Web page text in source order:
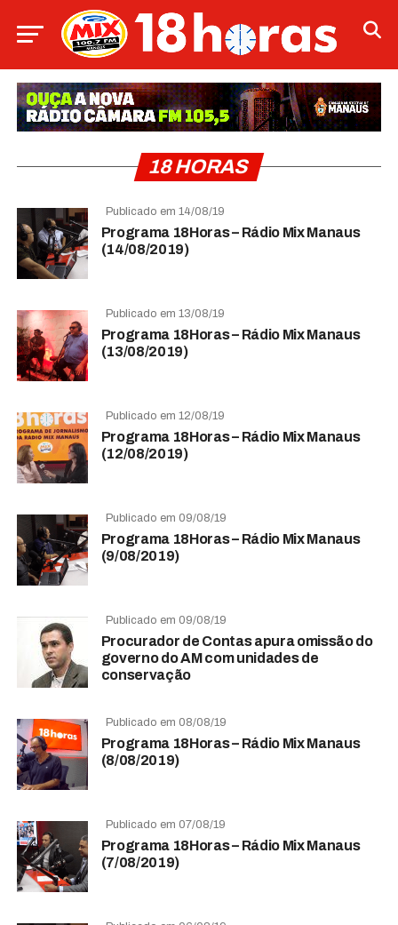
18 HORAS
Publicado em 14/08/19
Programa 18Horas – Rádio Mix Manaus
(14/08/2019)
Publicado em 13/08/19
Programa 18Horas – Rádio Mix Manaus
(13/08/2019)
Publicado em 12/08/19
Programa 18Horas – Rádio Mix Manaus
(12/08/2019)
Publicado em 09/08/19
Programa 18Horas – Rádio Mix Manaus
(9/08/2019)
Publicado em 09/08/19
Procurador de Contas apura omissão do
governo do AM com unidades de
conservação
Publicado em 08/08/19
Programa 18Horas – Rádio Mix Manaus
(8/08/2019)
Publicado em 07/08/19
Programa 18Horas – Rádio Mix Manaus
(7/08/2019)